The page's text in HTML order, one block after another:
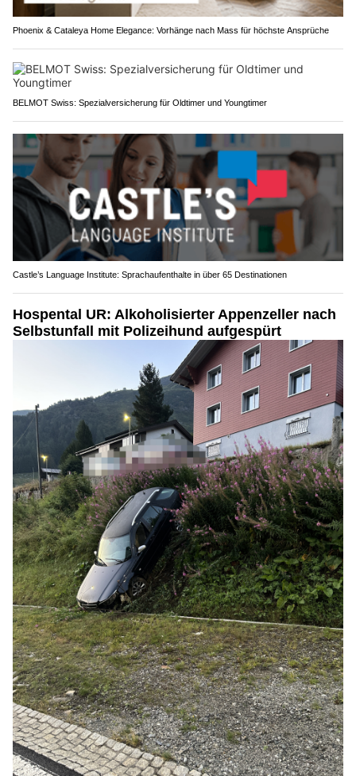
Phoenix & Cataleya Home Elegance: Vorhänge nach Mass für höchste Ansprüche
BELMOT Swiss: Spezialversicherung für Oldtimer und Youngtimer
Castle’s Language Institute: Sprachaufenthalte in über 65 Destinationen
Hospental UR: Alkoholisierter Appenzeller nach
Selbstunfall mit Polizeihund aufgespürt